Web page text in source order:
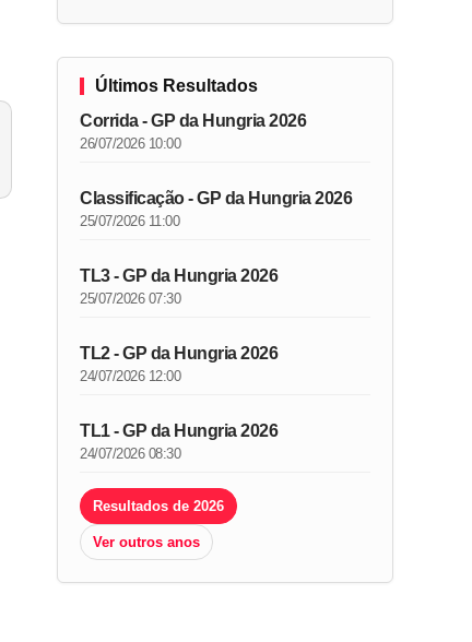
Últimos Resultados
Corrida - GP da Hungria 2026
26/07/2026 10:00
Classificação - GP da Hungria 2026
25/07/2026 11:00
TL3 - GP da Hungria 2026
25/07/2026 07:30
TL2 - GP da Hungria 2026
24/07/2026 12:00
TL1 - GP da Hungria 2026
24/07/2026 08:30
Resultados de 2026
Ver outros anos